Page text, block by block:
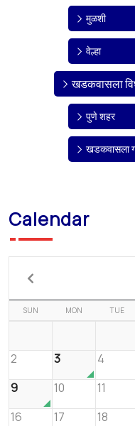
मुळशी
वेल्हा
खडकवासला
पुणे शहर
खडकवासला
Calendar
SUN MON TUE
2
3 4
9
10 11
16
17 18